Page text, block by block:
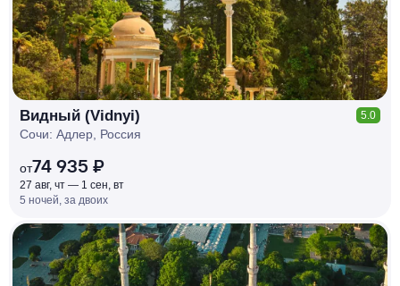
Видный (Vidnyi) 5.0
Сочи: Адлер, Россия
от74 935 ₽
27 авг, чт — 1 сен, вт
5 ночей, за двоих
КЕШБЭК
РУБЛЯ
МИ
Д
О 7
%